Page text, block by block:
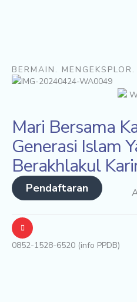
BERMAIN.
Mari Bersama
Generasi Islam
Berakhlakul
Pendaftaran
0852-1528-6520 (info PPDB)